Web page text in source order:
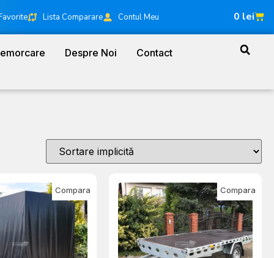
Lista Comparare Contul Meu 0 lei
Despre Noi Contact
Compara Compara